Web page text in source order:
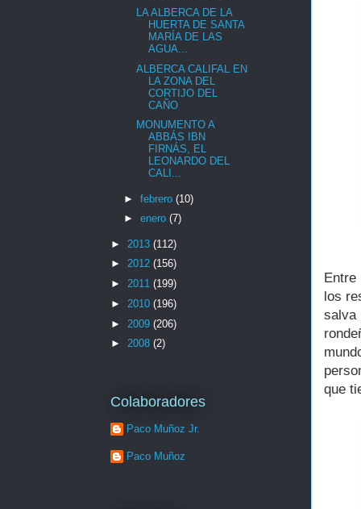
los
salva
que
LA ALBERCA DE LA
HUERTA DE SANTA
MARÍA DE LAS
AGUA...
ALBERCA CALIFAL EN
LA ZONA DEL
CORTIJO DEL
CAÑO
MONUMENTO A
ABBÁS IBN
FIRNÁS, EL
LEONARDO DEL
CALI...
► febrero (10)
► enero (7)
► 2013 (112)
► 2012 (156)
► 2011 (199)
► 2010 (196)
► 2009 (206)
► 2008 (2)
Colaboradores
Paco Muñoz Jr.
Paco Muñoz